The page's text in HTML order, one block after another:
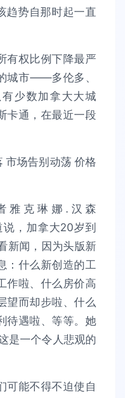
趋势自那时起一直
有权比例下降最严
城市——多伦多、
少数加拿大大城
卡通，在最近一段
雅克琳娜.汉森
，加拿大20岁到
新闻，因为头版新
：什么新创造的工
作啦、什么房价高
望而却步啦、什么
待遇啦、等等。她
是一个令人悲观的
可能不得不迫使自